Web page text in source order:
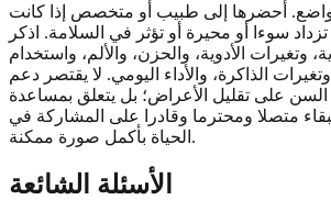
أحضرها إلى طبيب أو متخصص إذا كانت
سوءا أو محيرة أو تؤثر في السلامة. اذكر
وتغيرات الأدوية، والحزن، والألم، واستخدام
الذاكرة، والأداء اليومي. لا يقتصر دعم
السن على تقليل الأعراض؛ بل يتعلق بمساعدة
متصلا ومحترما وقادرا على المشاركة في
الحياة بأكمل صورة ممكنة.
الأسئلة الشائعة